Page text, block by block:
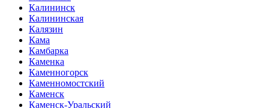
Калининск
Калининская
Калязин
Кама
Камбарка
Каменка
Каменногорск
Каменномостский
Каменск
Каменск-Уральский